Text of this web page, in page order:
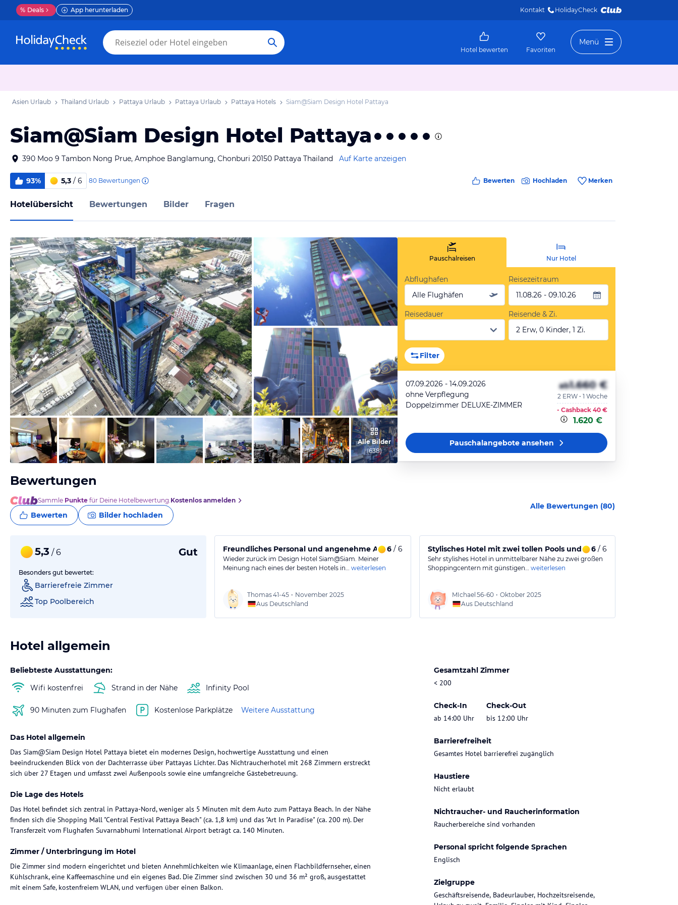
% Deals App herunterladen Kontakt HolidayCheck
Hotel bewerten Favoriten
Menü
Asien Urlaub Thailand Urlaub Pattaya Urlaub Pattaya Urlaub Pattaya Hotels Siam@Siam Design Hotel Pattaya
Siam@Siam Design Hotel Pattaya
390 Moo 9 Tambon Nong Prue, Amphoe Banglamung, Chonburi 20150 Pattaya Thailand Auf Karte anzeigen
93% 5,3 / 6 80 Bewertungen Bewerten Hochladen Merken
Hotelübersicht Bewertungen Bilder Fragen
vom Hotelier, April 2016
vom Hotelier, März 2014
vom Hotelier, März 2014
Alle Bilder
(638)
Pauschalreisen Nur Hotel
Abflughafen
Alle Flughäfen
Reisezeitraum
11.08.26 - 09.10.26
Reisedauer
Reisende & Zi.
2 Erw, 0 Kinder, 1 Zi.
Filter
07.09.2026 - 14.09.2026
ohne Verpflegung
Doppelzimmer DELUXE-ZIMMER
ab1.660 €
2 ERW • 1 Woche
- Cashback 40 €
1.620 €
Pauschalangeboteansehen
Bewertungen
Sammle Punkte für Deine Hotelbewertung.Kostenlos anmelden
Bewerten Bilder hochladen
Alle Bewertungen (80)
5,3 / 6 Gut
Besonders gut bewertet:
Barrierefreie Zimmer
Top Poolbereich
Freundliches Personal und angenehme Atmosphäre im Siam@Siam
6/ 6
Wieder zurück im Design Hotel Siam@Siam. Meiner
Meinung nach eines der besten Hotels in… weiterlesen
Thomas41-45 • November 2025
Aus Deutschland
Stylisches Hotel mit zwei tollen Pools und umfangreichem
6/ 6
Sehr stylishes Hotel in unmittelbarer Nähe zu zwei großen
Shoppingcentern mit günstigen… weiterlesen
MIchael 56-60 • Oktober 2025
Aus Deutschland
Hotel allgemein
Beliebteste Ausstattungen:
Wifi kostenfrei
Strand in der Nähe Infinity Pool
90 Minuten zum Flughafen Kostenlose Parkplätze Weitere Ausstattung
Gesamtzahl Zimmer
< 200
Check-In
ab 14:00 Uhr
Check-Out
bis 12:00 Uhr
Barrierefreiheit
Gesamtes Hotel barrierefrei zugänglich
Haustiere
Nicht erlaubt
Nichtraucher- und Raucherinformation
Raucherbereiche sind vorhanden
Personal spricht folgende Sprachen
Englisch
Zielgruppe
Geschäftsreisende, Badeurlauber, Hochzeitsreisende,
Das Hotel allgemein
Das Siam@Siam Design Hotel Pattaya bietet ein modernes Design, hochwertige Ausstattung und einen
beeindruckenden Blick von der Dachterrasse über Pattayas Lichter. Das Nichtraucherhotel mit 268 Zimmern erstreckt
sich über 27 Etagen und umfasst zwei Außenpools sowie eine umfangreiche Gästebetreuung.
Die Lage des Hotels
Das Hotel befindet sich zentral in Pattaya-Nord, weniger als 5 Minuten mit dem Auto zum Pattaya Beach. In der Nähe
finden sich die Shopping Mall "Central Festival Pattaya Beach" (ca. 1,8 km) und das "Art In Paradise" (ca. 200 m). Der
Transferzeit vom Flughafen Suvarnabhumi International Airport beträgt ca. 140 Minuten.
Zimmer / Unterbringung im Hotel
Die Zimmer sind modern eingerichtet und bieten Annehmlichkeiten wie Klimaanlage, einen Flachbildfernseher, einen
Kühlschrank, eine Kaffeemaschine und ein eigenes Bad. Die Zimmer sind zwischen 30 und 36 m² groß, ausgestattet
mit einem Safe, kostenfreiem WLAN, und verfügen über einen Balkon.